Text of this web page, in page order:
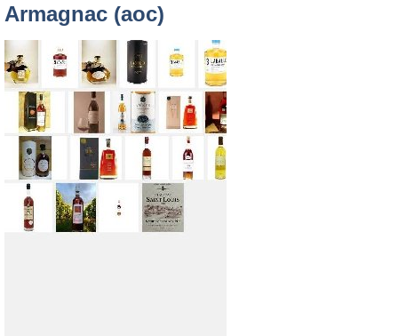
Armagnac (aoc)